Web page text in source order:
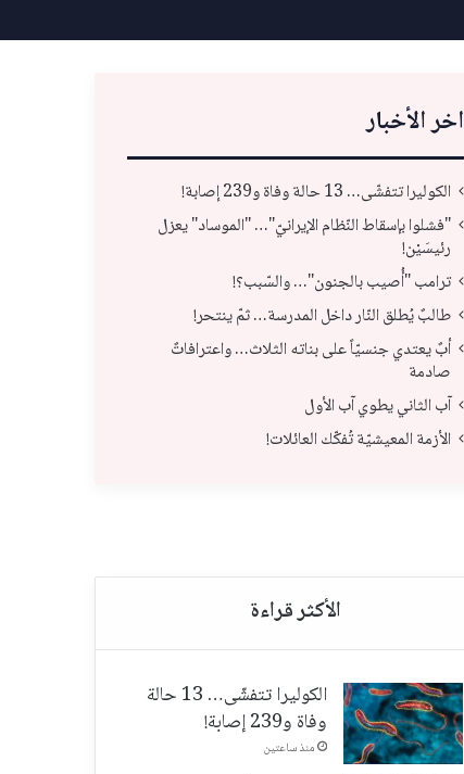
أبٌ يعتدي جنسيّاً على بناته الثلاث… واعترافاتٌ
صادمة
اخر الأخبار
الكوليرا تتفشّى… 13 حالة وفاة و239 إصابة!
"فشلوا بإسقاط النّظام الإيرانيّ"… "الموساد" يعزل
رئيسَيْن!
ترامب "أُصيب بالجنون"… والسّبب؟!
طالبٌ يُطلق النّار داخل المدرسة… ثمّ ينتحر!
أبٌ يعتدي جنسيّاً على بناته الثلاث… واعترافاتٌ
صادمة
آب الثاني يطوي آب الأول
الأزمة المعيشيّة تُفكّك العائلات!
الكوليرا تتفشّى… 13 حالة
وفاة و239 إصابة!
منذ ساعتين